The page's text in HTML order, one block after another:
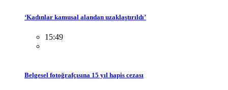
‘Kadınlar kamusal alandan uzaklaştırıldı’
15:49
Belgesel fotoğrafçısına 15 yıl hapis cezası